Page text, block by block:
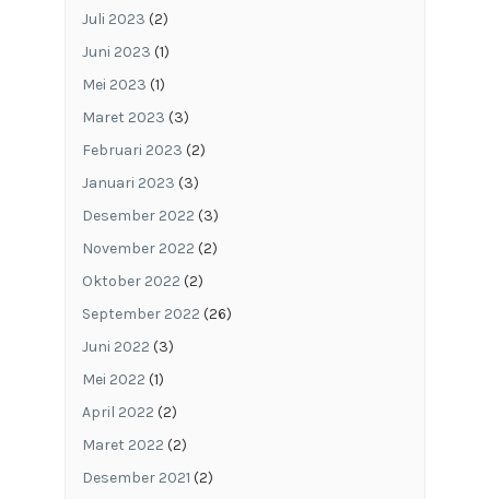
Juli 2023 (2)
Juni 2023 (1)
Mei 2023 (1)
Maret 2023 (3)
Februari 2023 (2)
Januari 2023 (3)
Desember 2022 (3)
November 2022 (2)
Oktober 2022 (2)
September 2022 (26)
Juni 2022 (3)
Mei 2022 (1)
April 2022 (2)
Maret 2022 (2)
Desember 2021 (2)